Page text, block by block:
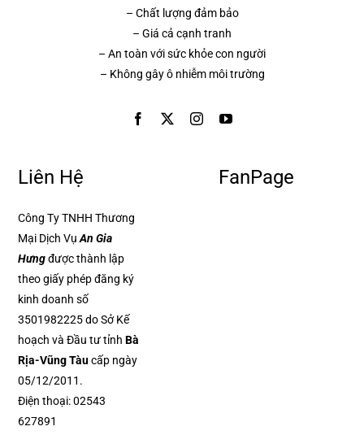
– Chất lượng đảm bảo
– Giá cả cạnh tranh
– An toàn với sức khỏe con người
– Không gây ô nhiễm môi trường
Liên Hệ
Công Ty TNHH Thương
Mại Dịch Vụ An Gia
Hưngđược thành lập
theo giấy phép đăng ký
kinh doanh số
3501982225 do Sở Kế
hoạch và Đầu tư tỉnhBà
Rịa-Vũng Tàucấp ngày
05/12/2011.
Điện thoại:02543
627891
FanPage